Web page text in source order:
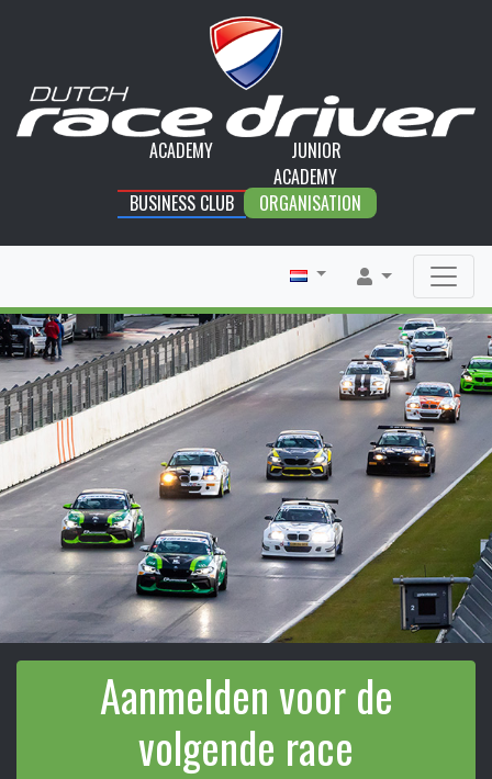
ACADEMY
JUNIOR
ACADEMY
BUSINESS CLUB
ORGANISATION
Aanmelden voor de
volgende race